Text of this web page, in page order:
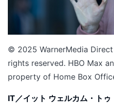
© 2025 WarnerMedia
rights reserved. HBO Max
property of Home Box
IT／イット ウェルカム・ト